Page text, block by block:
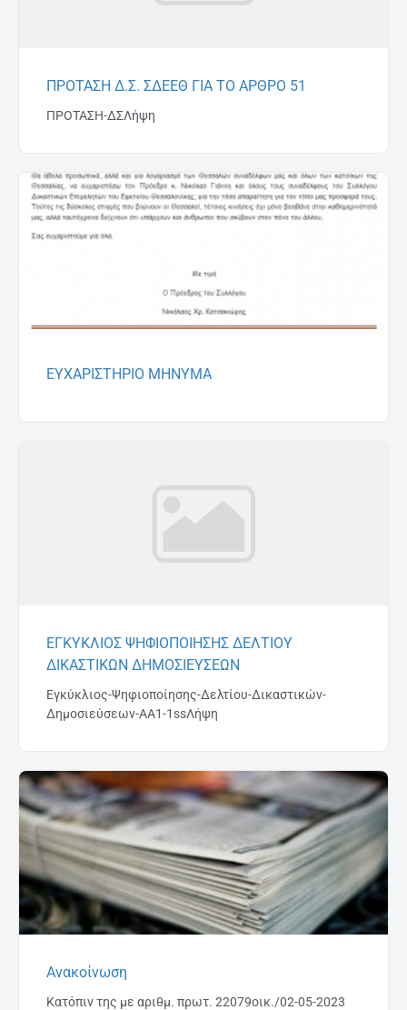
ΠΡΟΤΑΣΗ Δ.Σ. ΣΔΕΕΘ ΓΙΑ ΤΟ ΑΡΘΡΟ 51
ΠΡΟΤΑΣΗ-ΔΣΛήψη
ΕΥΧΑΡΙΣΤΗΡΙΟ ΜΗΝΥΜΑ
ΕΓΚΥΚΛΙΟΣ ΨΗΦΙΟΠΟΙΗΣΗΣ ΔΕΛΤΙΟΥ
ΔΙΚΑΣΤΙΚΩΝ ΔΗΜΟΣΙΕΥΣΕΩΝ
Εγκύκλιος-Ψηφιοποίησης-Δελτίου-Δικαστικών-
Δημοσιεύσεων-ΑΑ1-1ssΛήψη
Ανακοίνωση
Κατόπιν της με αριθμ. πρωτ. 22079οικ./02-05-2023